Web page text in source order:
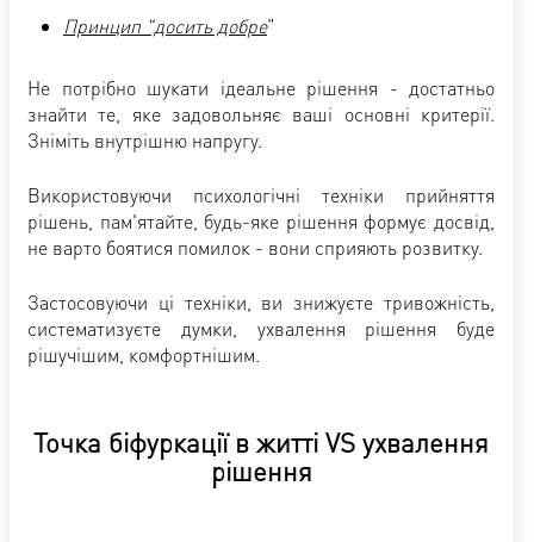
Принцип "досить добре"
Не потрібно шукати ідеальне рішення - достатньо
знайти те, яке задовольняє ваші основні критерії.
Зніміть внутрішню напругу.
Використовуючи психологічні техніки прийняття
рішень, пам'ятайте, будь-яке рішення формує досвід,
не варто боятися помилок - вони сприяють розвитку.
Застосовуючи ці техніки, ви знижуєте тривожність,
систематизуєте думки, ухвалення рішення буде
рішучішим, комфортнішим.
Точка біфуркації в житті VS ухвалення
рішення